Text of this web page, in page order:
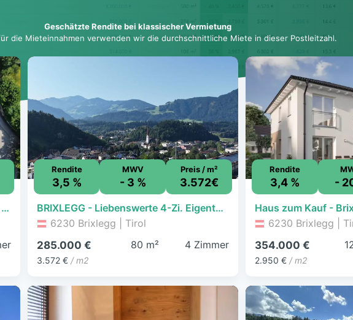
Geschätzte Rendite bei klassischer Vermietung
die Mieteinnahmen verwenden wir die durchschnittliche Miete in dieser Postleitzahl.
Haus zum Kauf - Brixlegg - 550.000 € - 10 Zimmer, 270 m², 677 m² Grundstück
Rendite
3,5 %
MWV
- 3 %
Preis / m²
3.572€
BRIXLEGG - Liebenswerte 4-Zi. Eigentumswohnung mit Loggia & Parkplatz - im sonnigem Brixlegg
6230 Brixlegg | Tirol
285.000 €
3.572 €/ m2
80 m² 4 Zimmer
Rendite
3,4 % -
6230 Brixlegg |
354.000 €
2.950 € / m2